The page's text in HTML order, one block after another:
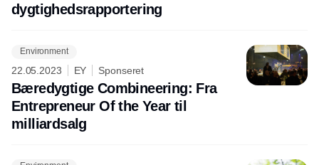
dygtighedsrapportering
Environment
22.05.2023 EY Sponseret
Bæredygtige Combineering: Fra
Entrepreneur Of the Year til
milliardsalg